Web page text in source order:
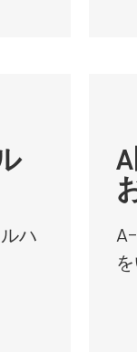
ハ